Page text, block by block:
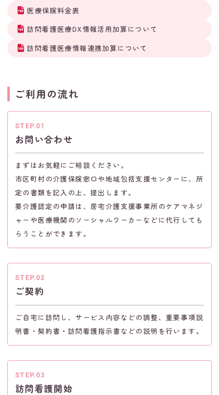
医療保険料金表
訪問看護医療DX情報活用加算について
訪問看護医療情報連携加算について
ご利用の流れ
STEP.01
お問い合わせ
まずはお気軽にご相談ください。
市区町村の介護保険窓口や地域包括支援センターに、所
定の書類を記入の上、提出します。
要介護認定の申請は、居宅介護支援事業所のケアマネジ
ャーや医療機関のソーシャルワーカーなどに代行しても
らうことができます。
STEP.02
ご契約
ご自宅に訪問し、サービス内容などの調整、重要事項説
明書・契約書・訪問看護指示書などの説明を行います。
STEP.03
訪問看護開始